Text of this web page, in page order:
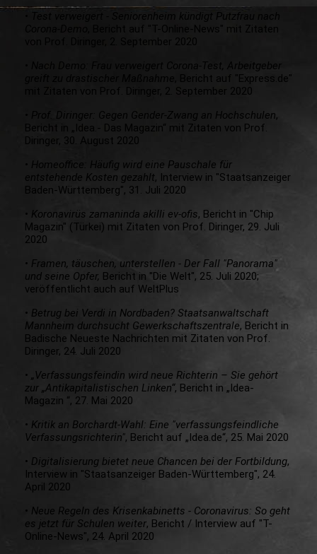
Test verweigert - Seniorenheim kündigt Putzfrau nach
, Bericht auf "T-Online-News" mit Zitaten
von Prof. Diringer, 2. September 2020
Nach Demo: Frau verweigert Corona-Test, Arbeitgeber
, Bericht auf "Express.de"
mit Zitaten von Prof. Diringer, 2. September 2020
Prof. Diringer: Gegen Gender-Zwang an Hochschulen,
Bericht in „Idea.- Das Magazin“ mit Zitaten von Prof.
Diringer, 30. August 2020
Homeoffice: Häufig wird eine Pauschale für
entstehende Kosten gezahlt, Interview in "Staatsanzeiger
Baden-Württemberg", 31. Juli 2020
• Koronavirüs zamaninda akilli ev-ofis, Bericht in "Chip
Magazin" (Türkei) mit Zitaten von Prof. Diringer, 29. Juli
2020
• Framen, täuschen, unterstellen - Der Fall "Panorama"
und seine Opfer, Bericht in "Die Welt", 25. Juli 2020;
veröffentlicht auch auf WeltPlus
• Betrug bei Verdi in Nordbaden? Staatsanwaltschaft
Mannheim durchsucht Gewerkschaftszentrale, Bericht in
Badische Neueste Nachrichten mit Zitaten von Prof.
Diringer, 24. Juli 2020
• „Verfassungsfeindin wird neue Richterin – Sie gehört
zur „Antikapitalistischen Linken“, Bericht in „Idea-
Magazin “, 27. Mai 2020
• Kritik an Borchardt-Wahl: Eine "verfassungsfeindliche
Verfassungsrichterin", Bericht auf „Idea.de“, 25. Mai 2020
• Digitalisierung bietet neue Chancen bei der Fortbildung,
Interview in "Staatsanzeiger Baden-Württemberg", 24.
April 2020
• Neue Regeln des Krisenkabinetts - Coronavirus: So geht
es jetzt für Schulen weiter, Bericht / Interview auf "T-
Online-News", 24. April 2020